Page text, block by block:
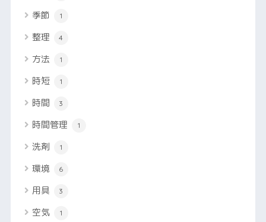
季節 1
整理 4
方法 1
時短 1
時間 3
時間管理 1
洗剤 1
環境 6
用具 3
空気 1